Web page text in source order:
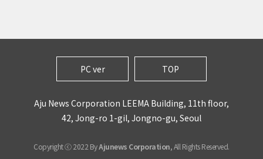
PC ver TOP
Aju News Corporation LEEMA Building, 11th floor,
42, Jong-ro 1-gil, Jongno-gu, Seoul
Copyright ⓒ 2022 ByAjunews Corporation, All Rights Reserved.